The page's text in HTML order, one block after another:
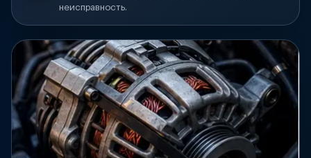
неисправность.